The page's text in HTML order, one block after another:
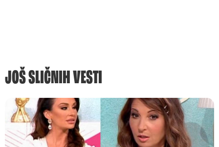
JOŠ SLIČNIH VESTI